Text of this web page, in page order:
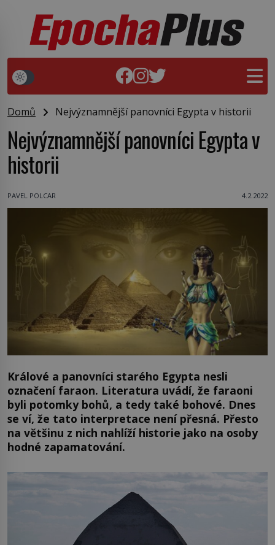
Domů Nejvýznamnější panovníci Egypta v historii
Nejvýznamnější panovníci Egypta v
historii
PAVEL POLCAR 4.2.2022
Králové a panovníci starého Egypta nesli
označení faraon. Literatura uvádí, že faraoni
byli potomky bohů, a tedy také bohové. Dnes
se ví, že tato interpretace není přesná. Přesto
na většinu z nich nahlíží historie jako na osoby
hodné zapamatování.